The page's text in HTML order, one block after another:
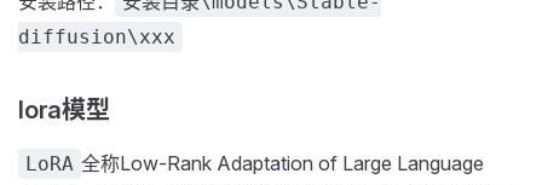
diffusion\xxx
lora模型
LoRA 全称Low-Rank Adaptation of Large Language